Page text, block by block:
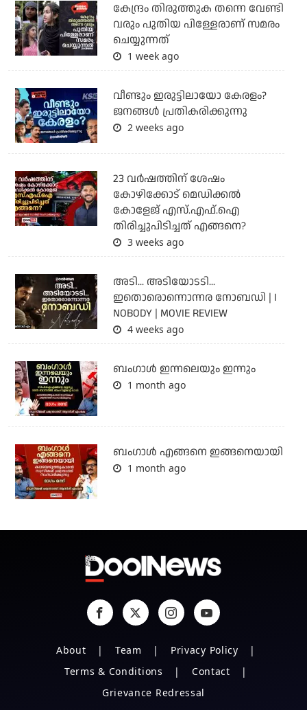
കേന്ദ്രം തിരുത്തുക തന്നെ വേണ്ടി
വരും പുതിയ പിള്ളേരാണ് സമരം
ചെയ്യുന്നത്
1 week ago
വീണ്ടും ഇരുട്ടിലായോ കേരളം?
ജനങ്ങൾ പ്രതികരിക്കുന്നു
2 weeks ago
23 വർഷത്തിന് ശേഷം
കോഴിക്കോട് മെഡിക്കൽ
കോളേജ് എസ്.എഫ്.ഐ
തിരിച്ചുപിടിച്ചത് എങ്ങനെ?
3 weeks ago
അടി... അടിയോടടി...
ഇതൊരൊന്നൊന്നര നോബഡി | I
NOBODY | MOVIE REVIEW
4 weeks ago
ബംഗാള്‍ ഇന്നലെയും ഇന്നും
1 month ago
ബം​ഗാൾ എങ്ങനെ ഇങ്ങനെയായി
1 month ago
About Team
Privacy Policy
Terms & Conditions
Contact
Grievance Redressal